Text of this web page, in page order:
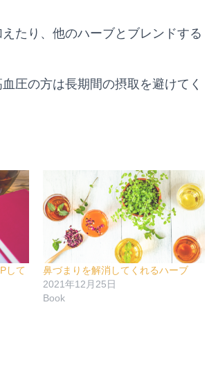
たり、他のハーブとブレンドする
圧の方は長期間の摂取を避けてく
して
鼻づまりを解消してくれるハーブ
2021年12月25日
Book